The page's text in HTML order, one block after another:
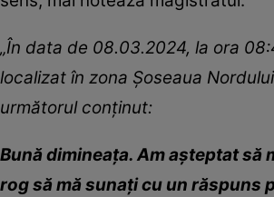
„În data de 08.03.2024, la ora
localizat în zona Șoseaua
următorul conținut:
Bună dimineața. Am așteptat să
rog să mă sunați cu un răspuns